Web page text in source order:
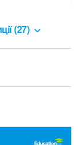
(27)